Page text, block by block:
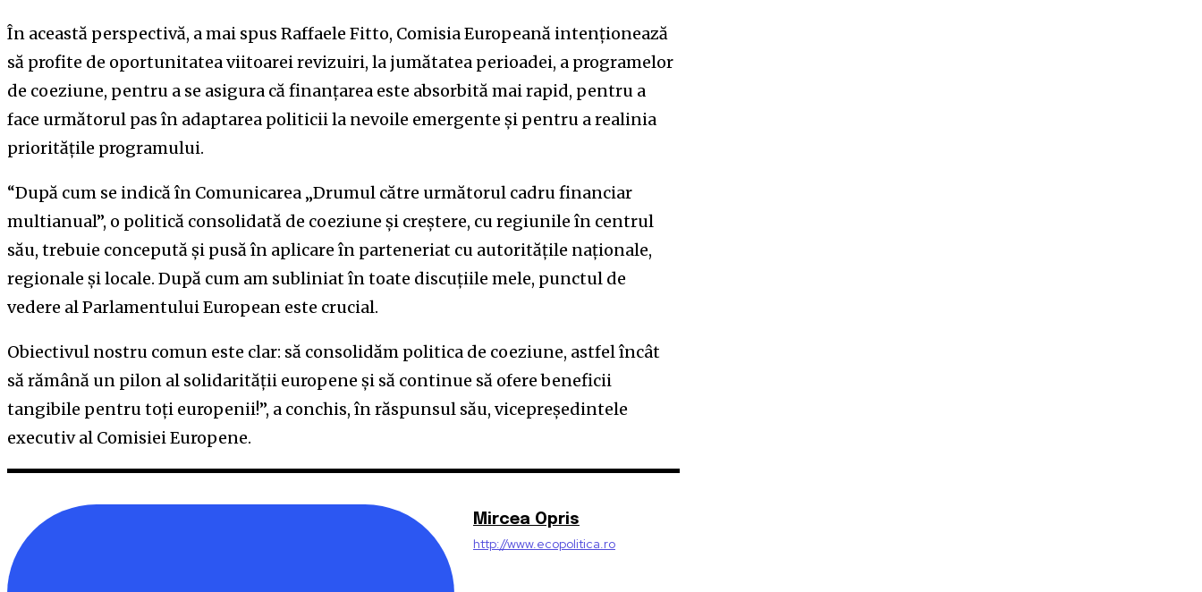
În această perspectivă, a mai spus Raffaele Fitto, Comisia Europeană intenționează
să profite de oportunitatea viitoarei revizuiri, la jumătatea perioadei, a programelor
de coeziune, pentru a se asigura că finanțarea este absorbită mai rapid, pentru a
face următorul pas în adaptarea politicii la nevoile emergente și pentru a realinia
prioritățile programului.
“După cum se indică în Comunicarea „Drumul către următorul cadru financiar
multianual”, o politică consolidată de coeziune și creștere, cu regiunile în centrul
său, trebuie concepută și pusă în aplicare în parteneriat cu autoritățile naționale,
regionale și locale. După cum am subliniat în toate discuțiile mele, punctul de
vedere al Parlamentului European este crucial.
Obiectivul nostru comun este clar: să consolidăm politica de coeziune, astfel încât
să rămână un pilon al solidarității europene și să continue să ofere beneficii
tangibile pentru toți europenii!”, a conchis, în răspunsul său, vicepreședintele
executiv al Comisiei Europene.
Mircea Opris
http://www.ecopolitica.ro